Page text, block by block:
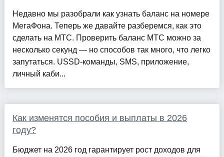
Недавно мы разобрали как узнать баланс на номере
МегаФона. Теперь же давайте разберемся, как это
сделать на МТС. Проверить баланс МТС можно за
несколько секунд — но способов так много, что легко
запутаться. USSD-команды, SMS, приложение,
личный каби...
Как изменятся пособия и выплаты в 2026
году?
Бюджет на 2026 год гарантирует рост доходов для